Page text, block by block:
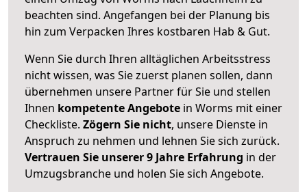
beachten sind. Angefangen bei der Planung bis
hin zum Verpacken Ihres kostbaren Hab & Gut.
Wenn Sie durch Ihren alltäglichen Arbeitsstress
nicht wissen, was Sie zuerst planen sollen, dann
übernehmen unsere Partner für Sie und stellen
Ihnen kompetente Angebote in Worms mit einer
Checkliste. Zögern Sie nicht, unsere Dienste in
Anspruch zu nehmen und lehnen Sie sich zurück.
Vertrauen Sie unserer 9 Jahre Erfahrung in der
Umzugsbranche und holen Sie sich Angebote.